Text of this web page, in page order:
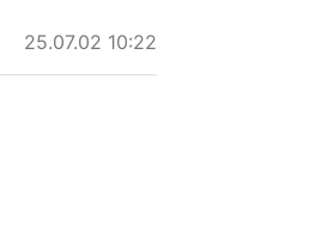
25.07.02 10:22